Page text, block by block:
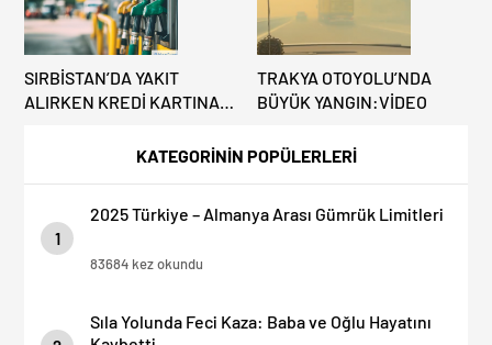
KATEGORİNİN POPÜLERLERİ
1
2025 Türkiye – Almanya Arası Gümrük Limitleri
83684 kez okundu
Sıla Yolunda Feci Kaza: Baba ve Oğlu Hayatını
SIRBİSTAN’DA YAKIT
ALIRKEN KREDİ KARTINA
TRAKYA OTOYOLU’NDA
BÜYÜK YANGIN:VİDEO